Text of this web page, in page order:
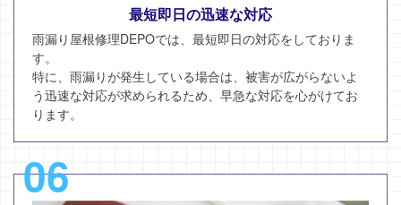
最短即日の迅速な対応
雨漏り屋根修理DEPOでは、最短即日の対応をしておりま
す。
特に、雨漏りが発生している場合は、被害が広がらないよ
う迅速な対応が求められるため、早急な対応を心がけてお
ります。
06